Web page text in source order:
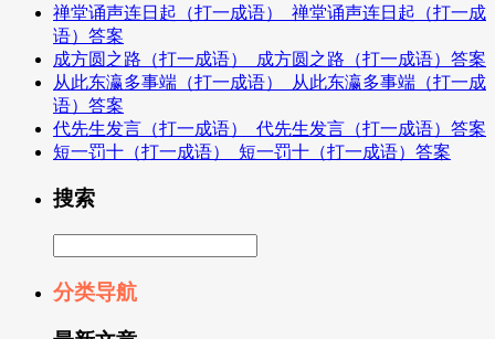
禅堂诵声连日起（打一成语）_禅堂诵声连日起（打一成
语）答案
成方圆之路（打一成语）_成方圆之路（打一成语）答案
从此东瀛多事端（打一成语）_从此东瀛多事端（打一成
语）答案
代先生发言（打一成语）_代先生发言（打一成语）答案
短一罚十（打一成语）_短一罚十（打一成语）答案
搜索
分类导航